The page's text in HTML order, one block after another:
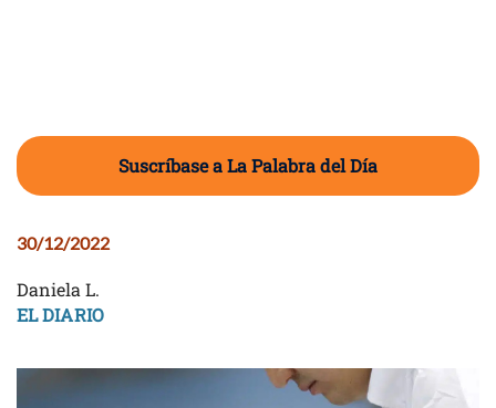
Suscríbase a La Palabra del Día
30/12/2022
Daniela L.
EL DIARIO